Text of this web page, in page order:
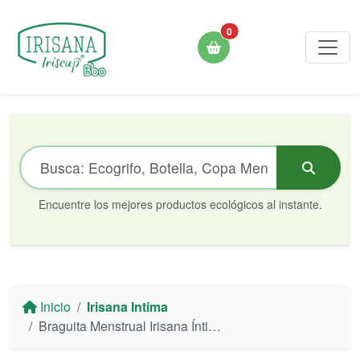
0
Encuentre los mejores productos ecológicos al instante.
Inicio
Irisana Intima
Braguita Menstrual Irisana Íntima - Algodón Orgánico y Bambú